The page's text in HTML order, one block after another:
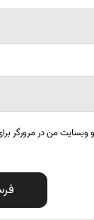
وبسایت من در مرورگر